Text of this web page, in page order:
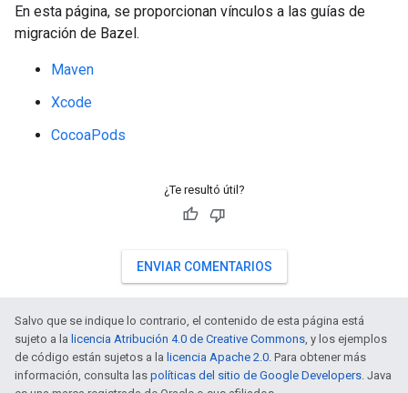
En esta página, se proporcionan vínculos a las guías de
migración de Bazel.
Maven
Xcode
CocoaPods
¿Te resultó útil?
ENVIAR COMENTARIOS
Salvo que se indique lo contrario, el contenido de esta página está
sujeto a la licencia Atribución 4.0 de Creative Commons, y los ejemplos
de código están sujetos a la licencia Apache 2.0. Para obtener más
información, consulta las políticas del sitio de Google Developers. Java